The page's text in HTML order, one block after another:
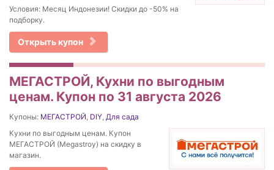
Условия: Месяц Индонезии! Скидки до -50% на
подборку.
Открыть купон
МЕГАСТРОЙ, Кухни по выгодным
ценам. Купон по 31 августа 2026
Купоны: МЕГАСТРОЙ, DIY, Для сада
Кухни по выгодным ценам. Купон
МЕГАСТРОЙ (Megastroy) на скидку в
магазин.